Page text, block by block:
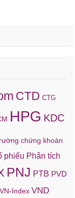
CTD CTG
HPG KDC
chứng khoán
phiếu Phân tích
PNJ PTB PVD
VN-Index VND